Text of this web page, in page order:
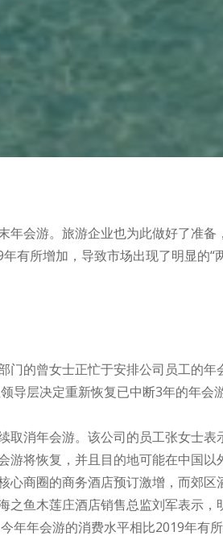
会游。旅游企业也为此做好了准
有所增加，导致市场出现了明显的
的曾女士正忙于安排公司员工的
导层决定重新恢复已中断3年的年
消年会游。该公司的员工张女士
将恢复，并且目的地可能在中国
商圈的商务酒店预订激增，而郊
鱼木莲庄酒店销售总监刘军表示
年年会游的消费水平相比2019年有